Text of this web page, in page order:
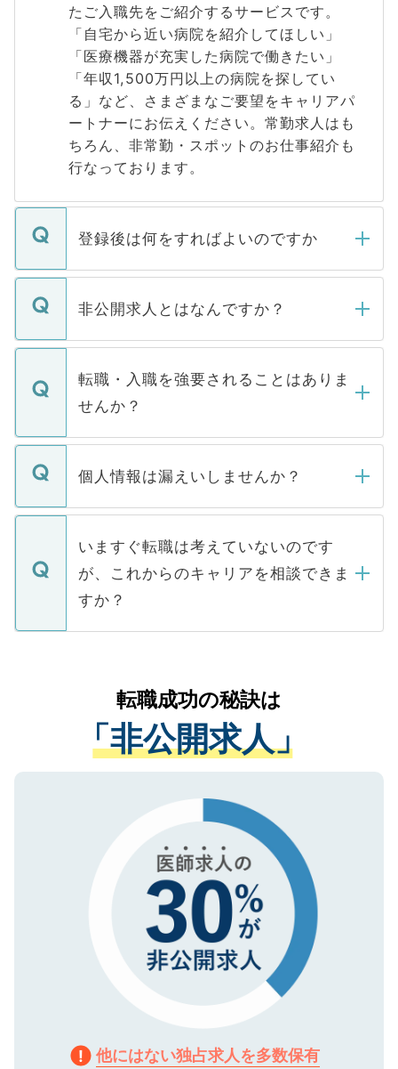
たご入職先をご紹介するサービスです。
「自宅から近い病院を紹介してほしい」
「医療機器が充実した病院で働きたい」
「年収1,500万円以上の病院を探してい
る」など、さまざまなご要望をキャリアパ
ートナーにお伝えください。常勤求人はも
ちろん、非常勤・スポットのお仕事紹介も
行なっております。
登録後は何をすればよいのですか
ご登録いただきましたら、弊社担当者がご
登録内容を確認し、その後メールもしくは
ます。通常、5営業日以内にはご連絡をせて
いただきますので、しばらくお待ちくださ
非公開求人とはなんですか？
マイナビDOCTORで取り扱っている求人の
うち約3割は、Webサイトからご覧いただ
けない「非公開求人」です。非公開求人は
下記の理由によって、一般には公開してい
ません。
■応募殺到を避けるため 人気のある医療機
関を公にしてしまうと、応募が殺到する場
に、医療機関が求める条件に合った人材の
みを人材紹介会社に依頼するケースが増え
ています。
転職・入職を強要されることはありま
せんか？
転職・入職を強要することは一切ありませ
ん。また、仮に応募先から内定をいただい
定を承諾する必要はありません。内定先へ
の辞退の連絡はキャリアパートナーが行い
個人情報は漏えいしませんか？
個人情報が漏えいすることはありませんの
で、ご安心ください。当サイトからの登録
などで収集したご登録者様の個人情報は、
ご本人のキャリアアップおよび転職活動の
支援を目的に使用いたします。お預かりし
ているすべての個人データはご本人の許可
は、個人情報の取り扱いについての厳密な
管理基準を満たした事業者のみに付与され
る、プライバシーマークを取得済みです。
で、機密保持に関してもご安心ください。
いますぐ転職は考えていないのです
が、これからのキャリアを相談できま
すか？
かがいして、現在の医療機関の状況や紹介
経験をまじえながら、適切なアドバイスを
させていただきます。すぐにご転職をされ
ない方には、長期的なサポートが可能です
ので、まずはご登録ください。
転職成功の秘訣は
「非公開求人」
他にはない独占求人を多数保有